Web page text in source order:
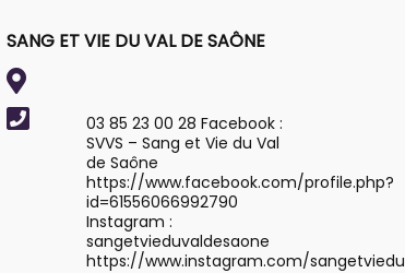
SANG ET VIE DU VAL DE SAÔNE
03 85 23 00 28 Facebook :
SVVS – Sang et Vie du Val
de Saône
https://www.facebook.com/profile.php?
id=61556066992790
Instagram :
sangetvieduvaldesaone
https://www.instagram.com/